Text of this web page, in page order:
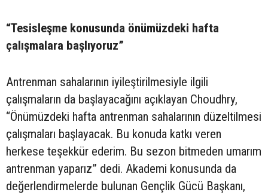
“Tesisleşme konusunda önümüzdeki hafta
çalışmalara başlıyoruz”
Antrenman sahalarının iyileştirilmesiyle ilgili
çalışmaların da başlayacağını açıklayan Choudhry,
“Önümüzdeki hafta antrenman sahalarının düzeltilmesi
çalışmaları başlayacak. Bu konuda katkı veren
herkese teşekkür ederim. Bu sezon bitmeden umarım
antrenman yaparız” dedi. Akademi konusunda da
değerlendirmelerde bulunan Gençlik Gücü Başkanı,